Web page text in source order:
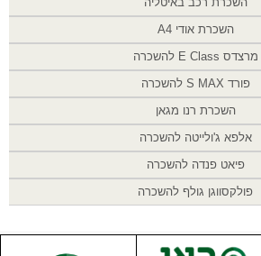
השכרת אודי A4
מרצדס E Class להשכרה
פורד S MAX להשכרה
השכרת רנו מגאן
אלפא ג'ולייטה להשכרה
פיאט פנדה להשכרה
פולקסווגן גולף להשכרה